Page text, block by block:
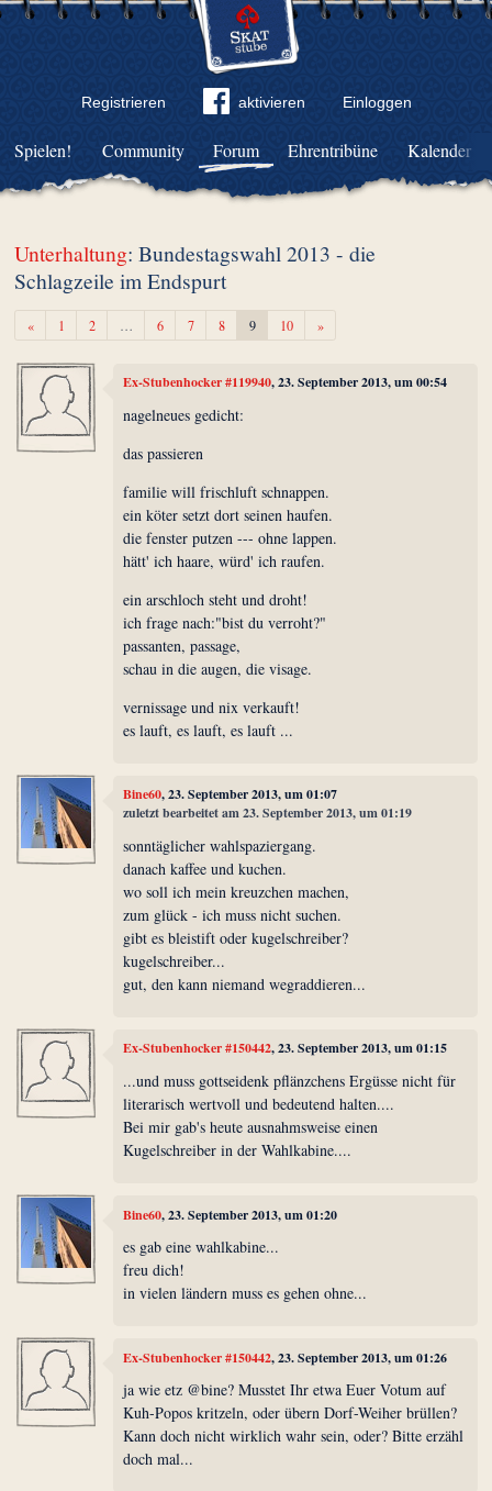
Registrieren aktivieren Einloggen
Community Forum Ehrentribüne Kalender
Spielen!
Unterhaltung: Bundestagswahl 2013 - die
Schlagzeile im Endspurt
«Zurück1 2 … 6 7 8 9 10 »Weiter
Ex-Stubenhocker #119940, 23. September 2013, um 00:54
nagelneues gedicht:
das passieren
familie will frischluft schnappen.
ein köter setzt dort seinen haufen.
die fenster putzen --- ohne lappen.
hätt' ich haare, würd' ich raufen.
ein arschloch steht und droht!
ich frage nach:"bist du verroht?"
passanten, passage,
schau in die augen, die visage.
vernissage und nix verkauft!
es lauft, es lauft, es lauft ...
Bine60, 23. September 2013, um 01:07
zuletzt bearbeitet am 23. September 2013, um 01:19
sonntäglicher wahlspaziergang.
danach kaffee und kuchen.
wo soll ich mein kreuzchen machen,
zum glück - ich muss nicht suchen.
gibt es bleistift oder kugelschreiber?
kugelschreiber...
gut, den kann niemand wegraddieren...
Ex-Stubenhocker #150442, 23. September 2013, um 01:15
...und muss gottseidenk pflänzchens Ergüsse nicht für
literarisch wertvoll und bedeutend halten....
Bei mir gab's heute ausnahmsweise einen
Kugelschreiber in der Wahlkabine....
Bine60, 23. September 2013, um 01:20
es gab eine wahlkabine...
freu dich!
in vielen ländern muss es gehen ohne...
Ex-Stubenhocker #150442, 23. September 2013, um 01:26
ja wie etz @bine? Musstet Ihr etwa Euer Votum auf
Kuh-Popos kritzeln, oder übern Dorf-Weiher brüllen?
Kann doch nicht wirklich wahr sein, oder? Bitte erzähl
doch mal...